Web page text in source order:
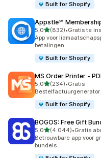
Built for Shopify
Appstle℠
5,0van 5 sterren
(832)
832 recensies in totaal
•Gratis te
App voor
betalingen
Built for Shopify
MS Order Printer ‑
5,0van 5 sterren
(234)
234 recensies in totaal
•Gratis
Bestelfactuurgenerator
Built for Shopify
BOGOS: Free Gift
5,0van 5 sterren
(4.044)
4044 recensies in
•Gratis
Betrouwbare app voor
bundels